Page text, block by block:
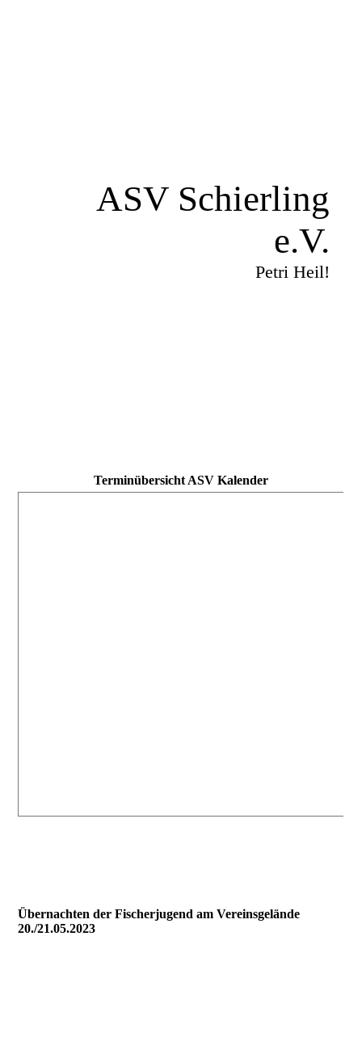
ASV Schierling
e.V.
Petri Heil!
Terminübersicht ASV Kalender
Übernachten der Fischerjugend am Vereinsgelände
20./21.05.2023